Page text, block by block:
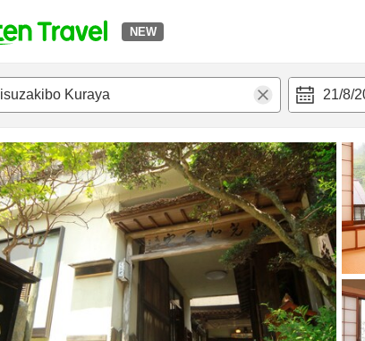
NEW
21/8/
ห้องพักและแพลนพักรีวิว